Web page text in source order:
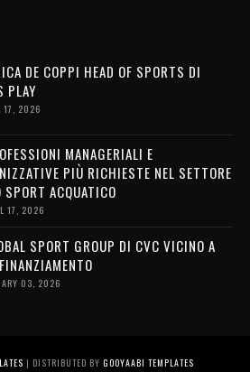
DE COPPI HEAD OF SPORTS DI
PLAY
17, 2026
MANAGERIALI E
PIÙ RICHIESTE NEL SETTORE
SPORT ACQUATICO
17, 2026
SPORT GROUP DI CVC VICINO A
03, 2026
| DISTRIBUTED BY GOOYAABI TEMPLATES